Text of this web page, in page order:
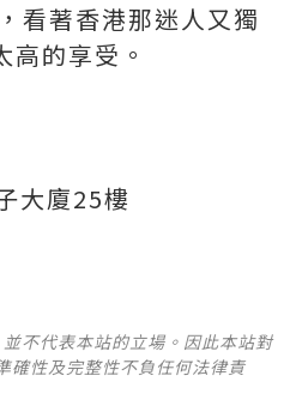
看著香港那迷人又獨
高的享受。
大廈25樓
不代表本站的立場。因此本站對
確性及完整性不負任何法律責